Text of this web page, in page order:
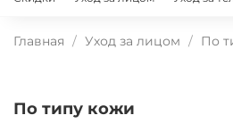
Главная Уход за лицом По
По типу кожи